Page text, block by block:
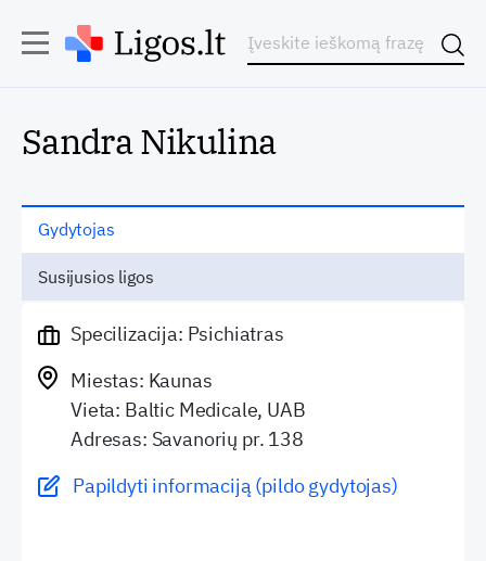
Sandra Nikulina
Gydytojas
Susijusios ligos
Specilizacija: Psichiatras
Miestas: Kaunas
Vieta: Baltic Medicale, UAB
Adresas: Savanorių pr. 138
Papildyti informaciją (pildo gydytojas)